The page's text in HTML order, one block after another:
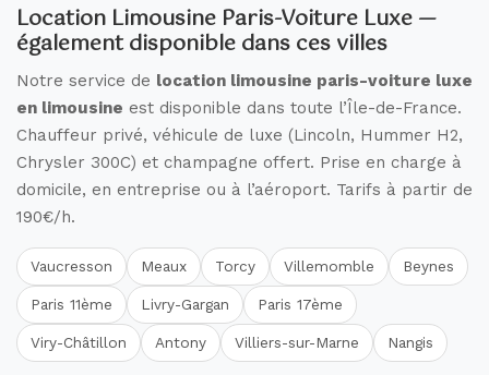
Location Limousine Paris-Voiture Luxe —
également disponible dans ces villes
Notre service de location limousine paris-voiture luxe
en limousine est disponible dans toute l’Île-de-France.
Chauffeur privé, véhicule de luxe (Lincoln, Hummer H2,
Chrysler 300C) et champagne offert. Prise en charge à
domicile, en entreprise ou à l’aéroport. Tarifs à partir de
190€/h.
Vaucresson Meaux Torcy Villemomble Beynes
Paris 11ème Livry-Gargan Paris 17ème
Viry-Châtillon Antony Villiers-sur-Marne Nangis